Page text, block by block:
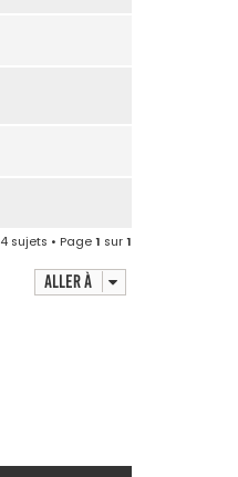
sujets • Page1 sur1
Aller à